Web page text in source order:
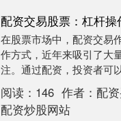
配资交易股票：杠杆
在股票市场中，配资交易
作方式，近年来吸引了大
注。通过配资，投资者可
资金撬动更大规模的交易
收益。然而，杠杆是....
阅读： 146 作者： 配
配资炒股网站